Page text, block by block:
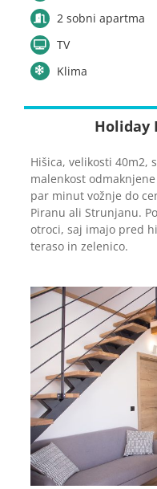
2 sobni apartma
TV
Klima
Holiday
Hišica, velikosti 40m2,
malenkost
par minut vožnje do
Piranu ali Strunjanu.
otroci, saj imajo pred
teraso in zelenico.